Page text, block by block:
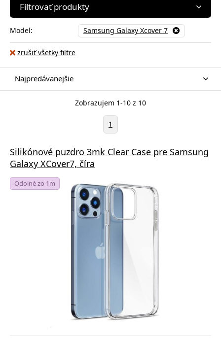
Filtrovať produkty
Model: Samsung Galaxy Xcover 7
zrušiť všetky filtre
Najpredávanejšie
Zobrazujem 1-10 z 10
1
Silikónové puzdro 3mk Clear Case pre Samsung
Galaxy XCover7, číra
Odolné zo 1m